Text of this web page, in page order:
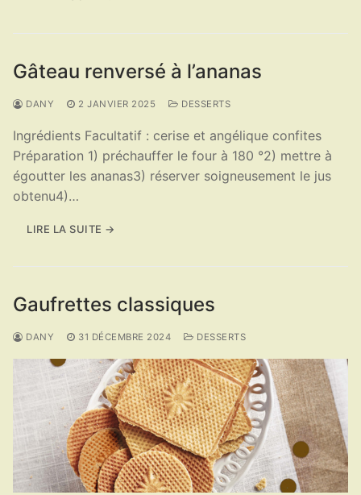
Gâteau renversé à l’ananas
DANY 2 JANVIER 2025 DESSERTS
Ingrédients Facultatif : cerise et angélique confites
Préparation 1) préchauffer le four à 180 °2) mettre à
égoutter les ananas3) réserver soigneusement le jus
obtenu4)…
LIRE LA SUITE →
Gaufrettes classiques
DANY 31 DÉCEMBRE 2024 DESSERTS